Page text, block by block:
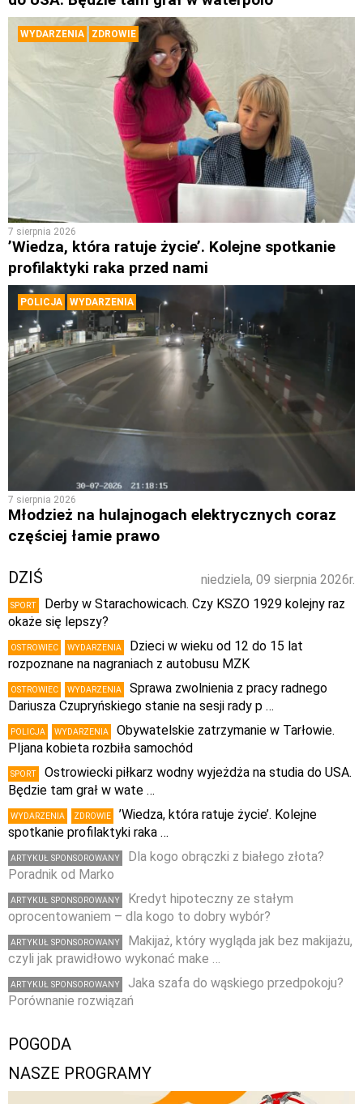
WYDARZENIA ZDROWIE
7 sierpnia 2026
’Wiedza, która ratuje życie’. Kolejne spotkanie
profilaktyki raka przed nami
POLICJA WYDARZENIA
7 sierpnia 2026
Młodzież na hulajnogach elektrycznych coraz
częściej łamie prawo
niedziela, 09 sierpnia 2026r.
DZIŚ
SPORT
Derby w Starachowicach. Czy KSZO 1929 kolejny raz
okaże się lepszy?
OSTROWIEC WYDARZENIA
Dzieci w wieku od 12 do 15 lat
rozpoznane na nagraniach z autobusu MZK
OSTROWIEC WYDARZENIA
Sprawa zwolnienia z pracy radnego
Dariusza Czupryńskiego stanie na sesji rady p …
POLICJA WYDARZENIA
Obywatelskie zatrzymanie w Tarłowie.
PIjana kobieta rozbiła samochód
SPORT
Ostrowiecki piłkarz wodny wyjeżdża na studia do USA.
Będzie tam grał w wate …
WYDARZENIA ZDROWIE
’Wiedza, która ratuje życie’. Kolejne
spotkanie profilaktyki raka …
ARTYKUŁ SPONSOROWANY
Dla kogo obrączki z białego złota?
Poradnik od Marko
ARTYKUŁ SPONSOROWANY
Kredyt hipoteczny ze stałym
oprocentowaniem – dla kogo to dobry wybór?
ARTYKUŁ SPONSOROWANY
Makijaż, który wygląda jak bez makijażu,
czyli jak prawidłowo wykonać make …
ARTYKUŁ SPONSOROWANY
Jaka szafa do wąskiego przedpokoju?
Porównanie rozwiązań
POGODA
NASZE PROGRAMY